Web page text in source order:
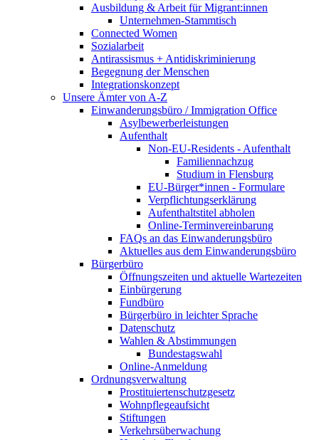
Ausbildung & Arbeit für Migrant:innen
Unternehmen-Stammtisch
Connected Women
Sozialarbeit
Antirassismus + Antidiskriminierung
Begegnung der Menschen
Integrationskonzept
Unsere Ämter von A-Z
Einwanderungsbüro / Immigration Office
Asylbewerberleistungen
Aufenthalt
Non-EU-Residents - Aufenthalt
Familiennachzug
Studium in Flensburg
EU-Bürger*innen - Formulare
Verpflichtungserklärung
Aufenthaltstitel abholen
Online-Terminvereinbarung
FAQs an das Einwanderungsbüro
Aktuelles aus dem Einwanderungsbüro
Bürgerbüro
Öffnungszeiten und aktuelle Wartezeiten
Einbürgerung
Fundbüro
Bürgerbüro in leichter Sprache
Datenschutz
Wahlen & Abstimmungen
Bundestagswahl
Online-Anmeldung
Ordnungsverwaltung
Prostituiertenschutzgesetz
Wohnpflegeaufsicht
Stiftungen
Verkehrsüberwachung